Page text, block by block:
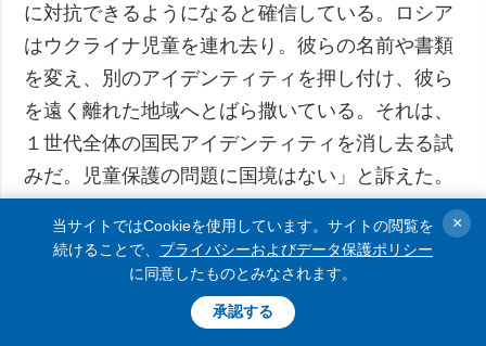
に対抗できるようになると確信している。ロシア
はウクライナ児童を連れ去り。彼らの名前や書類
を変え、別のアイデンティティを押し付け、彼ら
を遠く離れた地域へとばら撒いている。それは、
１世代全体の国民アイデンティティを消し去る試
みだ。児童保護の問題に国境はない」と訴えた。
これに対して、ムヴァヴィタ氏は、コンゴ民主共
和国はウクライナ児童帰還国際連合へと加わる手
続きを開始していると報告した。
当サイトではCookieを使用しています。サイトの閲覧を
続けることで、 プライバシーおよびデータ保護ポリシー
に同意したものとみなされます。
承認する
×